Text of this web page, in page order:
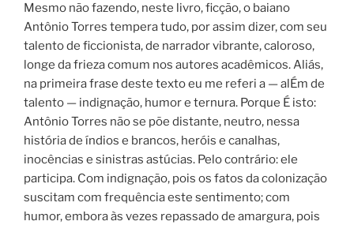
Mesmo não fazendo, neste livro, ficção, o baiano
Antônio Torres tempera tudo, por assim dizer, com seu
talento de ficcionista, de narrador vibrante, caloroso,
longe da frieza comum nos autores acadêmicos. Aliás,
na primeira frase deste texto eu me referi a — alÉm de
talento — indignação, humor e ternura. Porque É isto:
Antônio Torres não se põe distante, neutro, nessa
história de índios e brancos, heróis e canalhas,
inocências e sinistras astúcias. Pelo contrário: ele
participa. Com indignação, pois os fatos da colonização
suscitam com frequência este sentimento; com
humor, embora às vezes repassado de amargura, pois